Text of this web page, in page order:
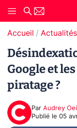
Accueil
Google et
piratage ?
Par Audrey
Publié le 05